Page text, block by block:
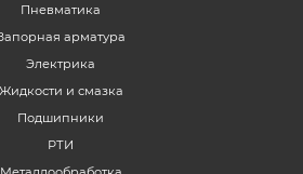
Пневматика
арматура
Электрика
Жидкости и смазка
Подшипники
РТИ